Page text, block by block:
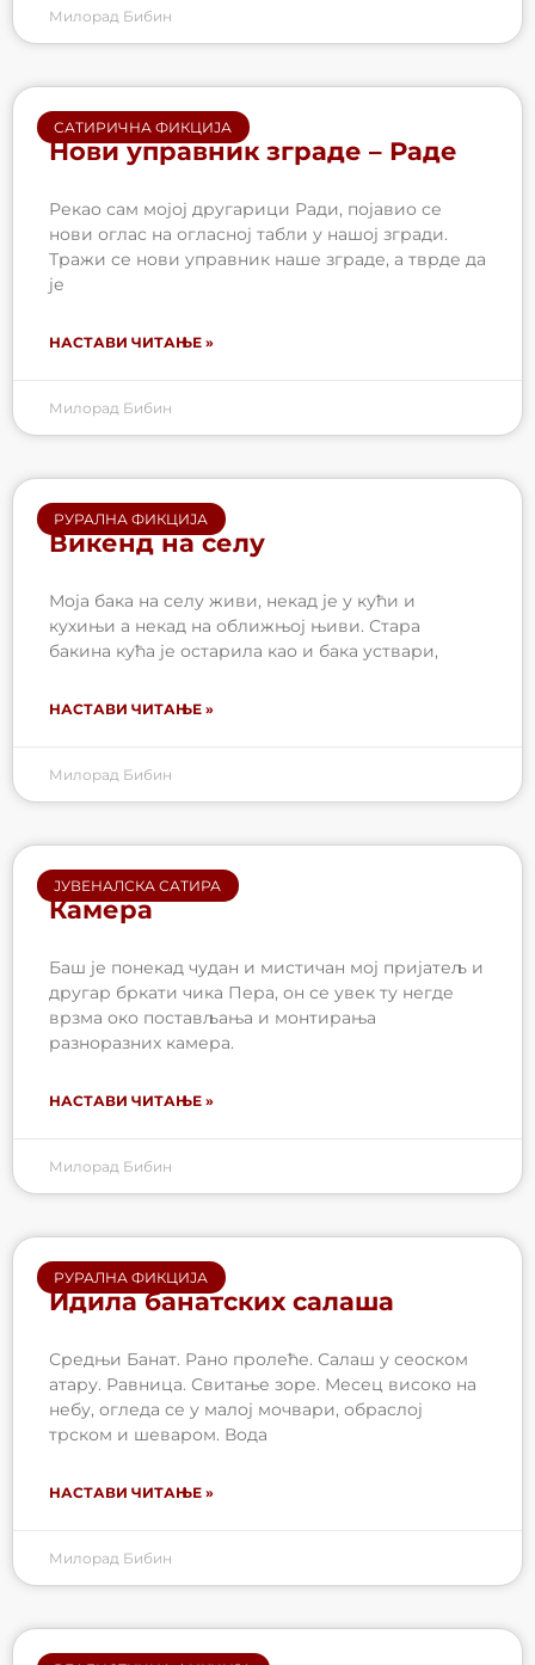
Милорад Бибин
САТИРИЧНА ФИКЦИЈА
Нови управник зграде – Раде
Рекао сам мојој другарици Ради, појавио се
нови оглас на огласној табли у нашој згради.
Тражи се нови управник наше зграде, а тврде да
је
НАСТАВИ ЧИТАЊЕ »
Милорад Бибин
РУРАЛНА ФИКЦИЈА
Викенд на селу
Моја бака на селу живи, некад је у кући и
кухињи а некад на оближњој њиви. Стара
бакина кућа је остарила као и бака уствари,
НАСТАВИ ЧИТАЊЕ »
Милорад Бибин
ЈУВЕНАЛСКА САТИРА
Камера
Баш је понекад чудан и мистичан мој пријатељ и
другар бркати чика Пера, он се увек ту негде
врзма око постављања и монтирања
разноразних камера.
НАСТАВИ ЧИТАЊЕ »
Милорад Бибин
РУРАЛНА ФИКЦИЈА
Идила банатских салаша
Средњи Банат. Рано пролеће. Салаш у сеоском
атару. Равница. Свитање зоре. Месец високо на
небу, огледа се у малој мочвари, обраслој
трском и шеваром. Вода
НАСТАВИ ЧИТАЊЕ »
Милорад Бибин